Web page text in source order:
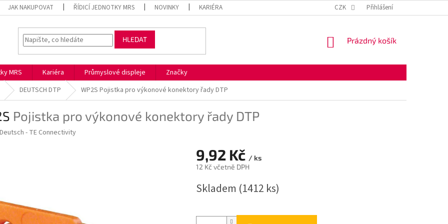
JAK NAKUPOVAT ŘÍDICÍ JEDNOTKY MRS NOVINKY KARIÉRA OBCHODNÍ PODMÍNKY
CZK Přihlášení
HLEDAT
NÁKUPNÍ
Prázdný košík
MRS Kariéra Průmyslové displeje
Značky
DEUTSCH DTP WP2S Pojistka pro výkonové konektory řady DTP
Pojistka pro výkonové konektory řady DTP
Deutsch - TE Connectivity
9,92 Kč / ks
12 Kč včetně DPH
cena:
Skladem (1412 ks)